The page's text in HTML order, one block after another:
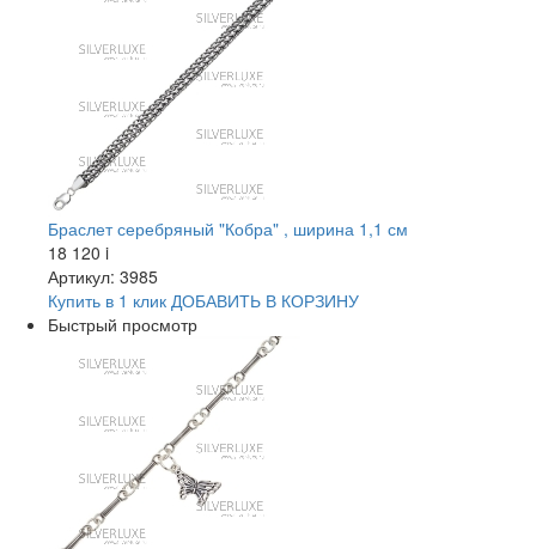
Браслет серебряный "Кобра" , ширина 1,1 см
18 120 i
Артикул: 3985
Купить в 1 клик ДОБАВИТЬ В КОРЗИНУ
Быстрый просмотр